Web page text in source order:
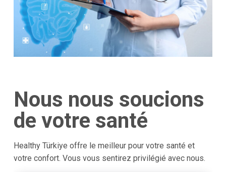
Nous nous soucions
de votre santé
Healthy Türkiye offre le meilleur pour votre santé et
votre confort. Vous vous sentirez privilégié avec nous.